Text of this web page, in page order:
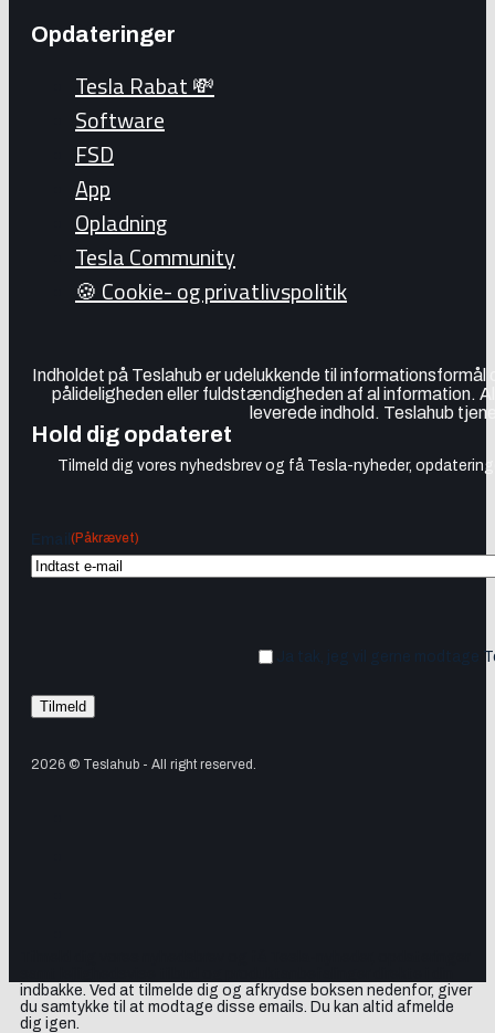
Opdateringer
Tesla Rabat 💸
Software
FSD
App
Opladning
Tesla Community
🍪 Cookie- og privatlivspolitik
Indholdet på Teslahub er udelukkende til
pålideligheden eller fuldstændigheden af al information.
leverede indhold. Teslahub
Hold dig opdateret
Tilmeld dig vores nyhedsbrev og få Tesla-nyheder,
(Påkrævet)
Ja tak, jeg vil gerne modtage
2026 © Teslahub - All right reserved.
indbakke. Ved at tilmelde dig og afkrydse boksen nedenfor, giver
du samtykke til at modtage disse emails. Du kan altid afmelde
dig igen.